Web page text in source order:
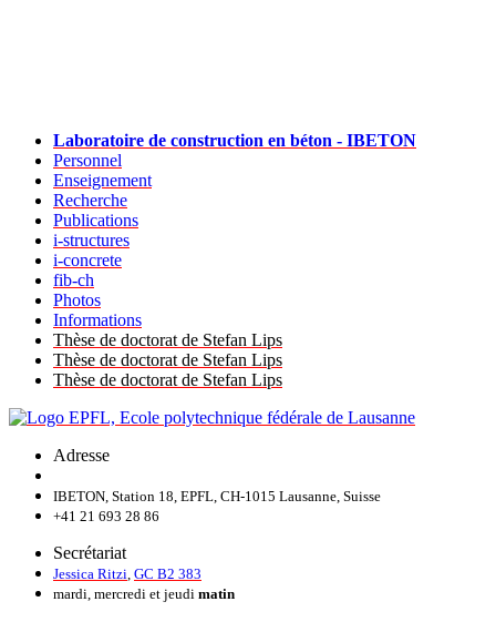
Laboratoire de construction en béton - IBETON
Personnel
Enseignement
Recherche
Publications
i-structures
i-concrete
fib-ch
Photos
Informations
Thèse de doctorat de Stefan Lips
Thèse de doctorat de Stefan Lips
Thèse de doctorat de Stefan Lips
Adresse
IBETON, Station 18, EPFL, CH-1015 Lausanne, Suisse
+41 21 693 28 86
Secrétariat
Jessica Ritzi, GC B2 383
mardi, mercredi et jeudi matin